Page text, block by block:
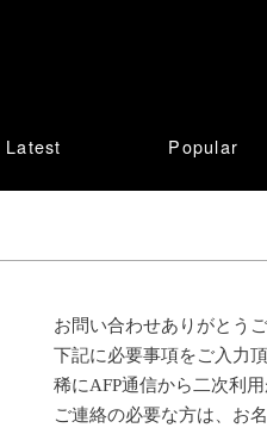
Latest Popular
お問い合わせありがとうご
下記に必要事項をご入力
稀にAFP通信から二次利
ご連絡の必要な方は、お